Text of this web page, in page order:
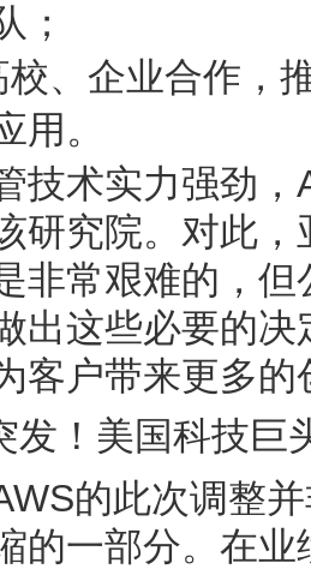
；
、企业合作，
用。
技术实力强劲
研究院。对此，
非常艰难的，
出这些必要的
客户带来更多的
的此次调整
的一部分。在